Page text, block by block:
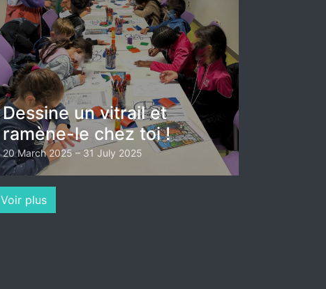
Dessine un vitrail et
ramène-le chez toi !
20 March 2025 – 31 July 2025
Voir plus